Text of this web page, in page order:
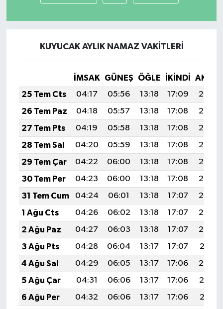
KUYUCAK AYLIK NAMAZ VAKITLERI
İMSAK GÜNEŞ ÖĞLE İKINDI
25 Tem Cts
04:17 05:56 13:18 17:09
20:29
26 Tem Paz
04:18 05:57 13:18 17:08
20:28
27 Tem Pts
04:19 05:58 13:18 17:08
20:28
28 Tem Sal
04:20 05:59 13:18 17:08
20:27
29 Tem Çar
04:22 06:00 13:18 17:08
20:26
30 Tem Per
04:23 06:00 13:18 17:08
20:25
31 Tem Cum
04:24 06:01 13:18 17:07
20:24
1 Ağu Cts
04:26 06:02 13:18 17:07
20:23
2 Ağu Paz
04:27 06:03 13:18 17:07
20:22
3 Ağu Pts
04:28 06:04 13:17 17:07
20:21
4 Ağu Sal
04:29 06:05 13:17 17:06
20:20
5 Ağu Çar
04:31 06:06 13:17 17:06
20:19
6 Ağu Per
04:32 06:06 13:17 17:06
20:18